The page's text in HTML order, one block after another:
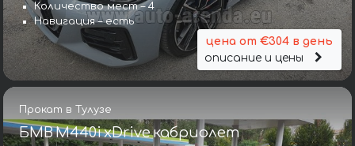
Количество мест – 4
Навигация – есть
цена от €304 в день
описание и цены
Прокат в Тулузе
БМВ M440i xDrive кабриолет